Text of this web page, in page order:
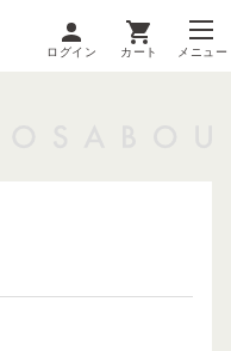
ログイン カート メニュー